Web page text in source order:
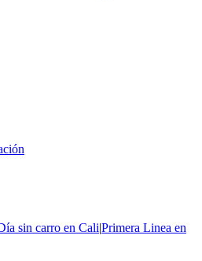
sin carro en Cali|Primera Linea en